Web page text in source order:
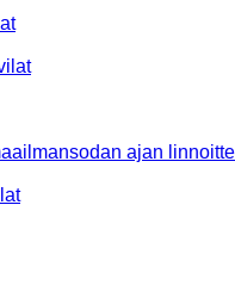
ajan